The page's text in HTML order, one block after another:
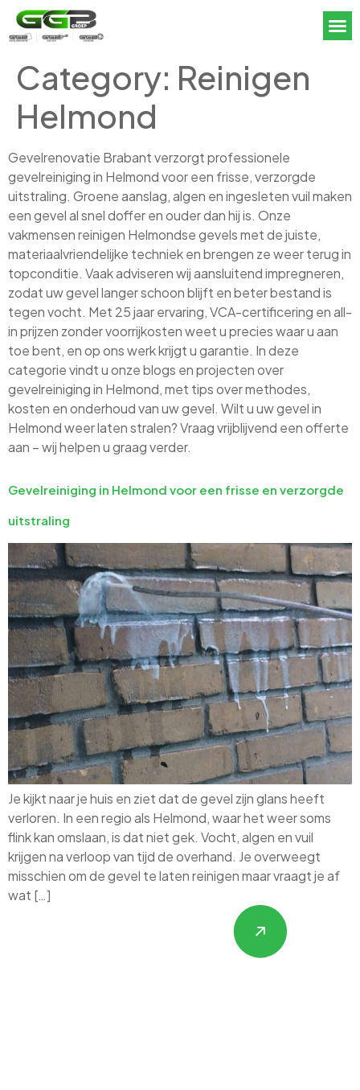
Category: Reinigen
Helmond
Gevelrenovatie Brabant verzorgt professionele
gevelreiniging in Helmond voor een frisse, verzorgde
uitstraling. Groene aanslag, algen en ingesleten vuil maken
een gevel al snel doffer en ouder dan hij is. Onze
vakmensen reinigen Helmondse gevels met de juiste,
materiaalvriendelijke techniek en brengen ze weer terug in
topconditie. Vaak adviseren wij aansluitend impregneren,
zodat uw gevel langer schoon blijft en beter bestand is
tegen vocht. Met 25 jaar ervaring, VCA-certificering en all-
in prijzen zonder voorrijkosten weet u precies waar u aan
toe bent, en op ons werk krijgt u garantie. In deze
categorie vindt u onze blogs en projecten over
gevelreiniging in Helmond, met tips over methodes,
kosten en onderhoud van uw gevel. Wilt u uw gevel in
Helmond weer laten stralen? Vraag vrijblijvend een offerte
aan – wij helpen u graag verder.
Gevelreiniging in Helmond voor een frisse en verzorgde
uitstraling
Je kijkt naar je huis en ziet dat de gevel zijn glans heeft
verloren. In een regio als Helmond, waar het weer soms
flink kan omslaan, is dat niet gek. Vocht, algen en vuil
krijgen na verloop van tijd de overhand. Je overweegt
misschien om de gevel te laten reinigen maar vraagt je af
wat […]